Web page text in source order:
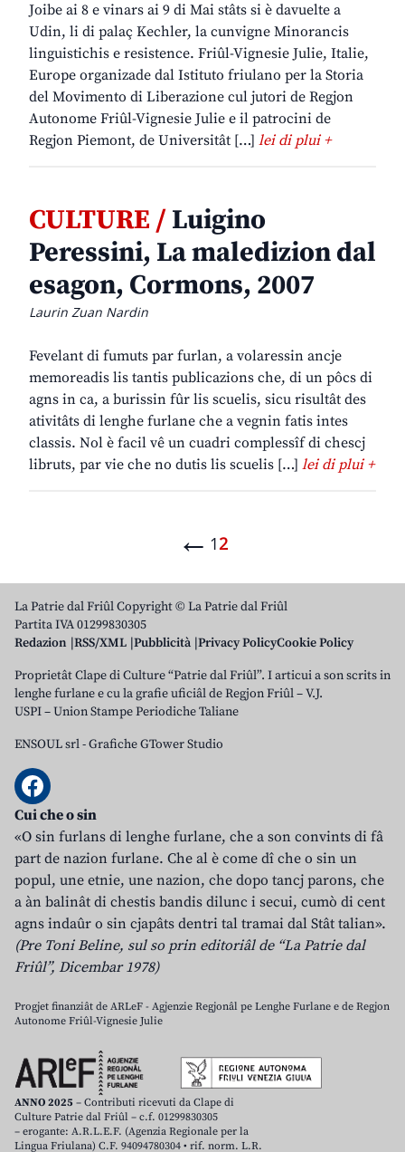
Joibe ai 8 e vinars ai 9 di Mai stâts si è davuelte a
Udin, li di palaç Kechler, la cunvigne Minorancis
linguistichis e resistence. Friûl-Vignesie Julie, Italie,
Europe organizade dal Istituto friulano per la Storia
del Movimento di Liberazione cul jutori de Regjon
Autonome Friûl-Vignesie Julie e il patrocini de
Regjon Piemont, de Universitât […] lei di plui +
CULTURE /Luigino
Peressini, La maledizion dal
esagon, Cormons, 2007
Laurin Zuan Nardin
Fevelant di fumuts par furlan, a volaressin ancje
memoreadis lis tantis publicazions che, di un pôcs di
agns in ca, a burissin fûr lis scuelis, sicu risultât des
ativitâts di lenghe furlane che a vegnin fatis intes
classis. Nol è facil vê un cuadri complessîf di chescj
libruts, par vie che no dutis lis scuelis […] lei di plui +
← 12
La Patrie dal Friûl Copyright © La Patrie dal Friûl
Partita IVA 01299830305
Redazion RSS/XML Pubblicità Privacy PolicyCookie Policy
Proprietât Clape di Culture “Patrie dal Friûl”. I articui a son scrits in
lenghe furlane e cu la grafie uficiâl de Regjon Friûl – V.J.
USPI – Union Stampe Periodiche Taliane
ENSOUL srl-Grafiche GTower Studio
Cui che o sin
«O sin furlans di lenghe furlane, che a son convints di fâ
part de nazion furlane. Che al è come dî che o sin un
popul, une etnie, une nazion, che dopo tancj parons, che
a àn balinât di chestis bandis dilunc i secui, cumò di cent
agns indaûr o sin cjapâts dentri tal tramai dal Stât talian».
(Pre Toni Beline, sul so prin editoriâl de “La Patrie dal
Friûl”, Dicembar 1978)
Progjet finanziât de ARLeF - Agjenzie Regjonâl pe Lenghe Furlane e de Regjon
Autonome Friûl-Vignesie Julie
ANNO 2025 – Contributi ricevuti da Clape di
Culture Patrie dal Friûl – c.f. 01299830305
– erogante: A.R.L.E.F. (Agenzia Regionale per la
Lingua Friulana) C.F. 94094780304 • rif. norm. L.R.